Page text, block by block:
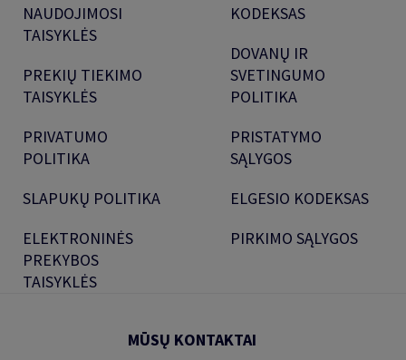
NAUDOJIMOSI
TAISYKLĖS
PREKIŲ TIEKIMO
TAISYKLĖS
PRIVATUMO
POLITIKA
SLAPUKŲ POLITIKA
ELEKTRONINĖS
PREKYBOS
TAISYKLĖS
KODEKSAS
DOVANŲ IR
SVETINGUMO
POLITIKA
PRISTATYMO
SĄLYGOS
ELGESIO KODEKSAS
PIRKIMO SĄLYGOS
MŪSŲ KONTAKTAI